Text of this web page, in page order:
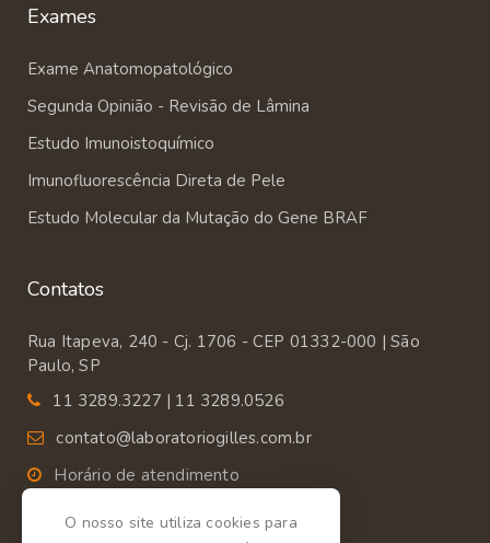
Exames
Exame Anatomopatológico
Segunda Opinião - Revisão de Lâmina
Estudo Imunoistoquímico
Imunofluorescência Direta de Pele
Estudo Molecular da Mutação do Gene BRAF
Contatos
Rua Itapeva, 240 - Cj. 1706 - CEP 01332-000 | São
Paulo, SP
11 3289.3227 | 11 3289.0526
contato@laboratoriogilles.com.br
Horário de atendimento
Segunda a Sexta das 9:00 às 18:00.
O nosso site utiliza cookies para